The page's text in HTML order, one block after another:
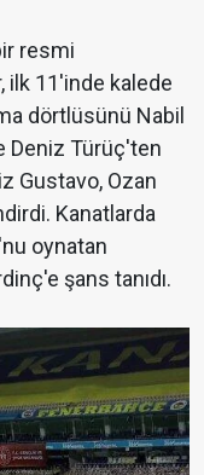
resmi
ilk 11'inde kalede
dörtlüsünü Nabil
Deniz Türüç'ten
Gustavo, Ozan
Kanatlarda
oynatan
şans tanıdı.